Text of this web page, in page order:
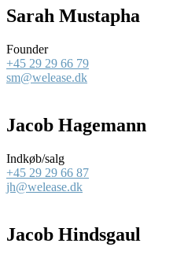
Sarah Mustapha
Founder
+45 29 29 66 79
sm@welease.dk
Jacob Hagemann
Indkøb/salg
+45 29 29 66 87
jh@welease.dk
Jacob Hindsgaul